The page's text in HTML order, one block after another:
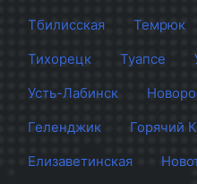
Тбилисская
Темрюк
Тихорецк
Туапсе
Усть-Лабинск
Геленджик
Горячий
Елизаветинская